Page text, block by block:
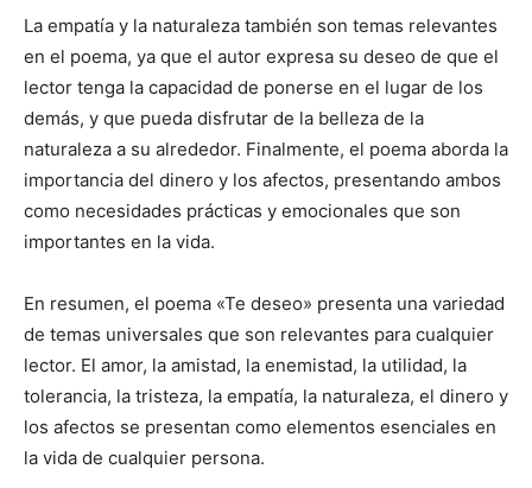
La empatía y la naturaleza también son temas relevantes
en el poema, ya que el autor expresa su deseo de que el
lector tenga la capacidad de ponerse en el lugar de los
demás, y que pueda disfrutar de la belleza de la
naturaleza a su alrededor. Finalmente, el poema aborda la
importancia del dinero y los afectos, presentando ambos
como necesidades prácticas y emocionales que son
importantes en la vida.
En resumen, el poema «Te deseo» presenta una variedad
de temas universales que son relevantes para cualquier
lector. El amor, la amistad, la enemistad, la utilidad, la
tolerancia, la tristeza, la empatía, la naturaleza, el dinero y
los afectos se presentan como elementos esenciales en
la vida de cualquier persona.